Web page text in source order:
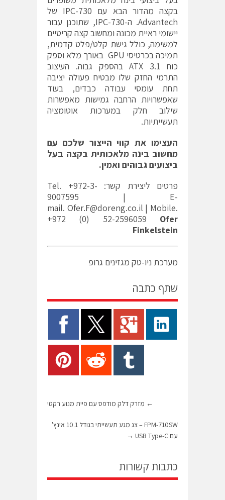
בקצה מהדור הבא עם IPC-730 של
Advantech. ה-IPC-730, שתוכנן עבור
יישומי ראיית מכונה ומחשוב קצה קריטיים
למשימה, כולל גישת קלט/פלט קדמית,
תמיכה בכרטיסי GPU באורך מלא וספק
כוח ATX 3.1 בהספק גבוה. העיצוב
התרמי החזק שלו מבטיח פעולה יציבה
תחת עומסי עבודה כבדים, בעוד
שאפשרויות הרחבה גמישות מאפשרות
שילוב חלק במערכות אוטומציה
תעשייתיות.
העצימו את קווי הייצור שלכם עם
מחשוב בינה מלאכותית בקצה בעל
ביצועים גבוהים ואמין.
פרטים ליצירת קשר: Tel. +972-3-
9007595 | E-
mail. Ofer.F@doreng.co.il | Mobile.
+972 (0) 52-2596059 Ofer
Finkelstein
מערכת ניו-טק מגזינים גרופ
שתף כתבה
← מזרק דלק מודפס עם פיית מנוע רקטי
FPM-710SW – צג מגע תעשייתי בגודל 10.1 אינץ'
עם USB Type-C
→
כתבות קשורות